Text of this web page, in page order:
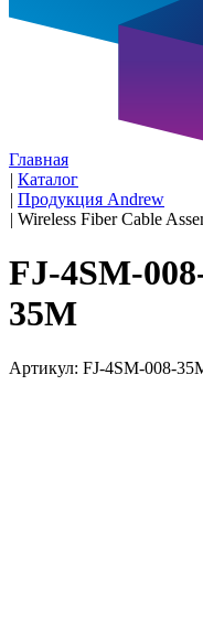
Главная
| Каталог
| Продукция Andrew
| Wireless Fiber Cable
FJ-4SM-
35M
Артикул: FJ-4SM-008-